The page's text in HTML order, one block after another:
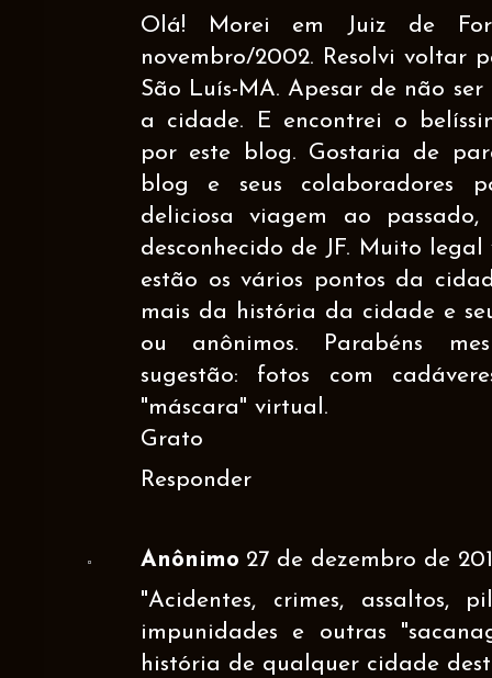
Olá! Morei em Juiz de
novembro/2002. Resolvi voltar
São Luís-MA. Apesar de não
a cidade. E encontrei o
por este blog. Gostaria de
blog e seus colaboradores
deliciosa viagem ao
desconhecido de JF. Muito
estão os vários pontos da
mais da história da cidade e
ou anônimos. Parabéns
sugestão: fotos com
"máscara" virtual.
Grato
Responder
Anônimo 27 de dezembro de
"Acidentes, crimes, assaltos,
impunidades e outras
história de qualquer cidade